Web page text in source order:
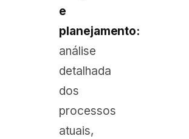
e
planejamento:
análise
detalhada
dos
processos
atuais,